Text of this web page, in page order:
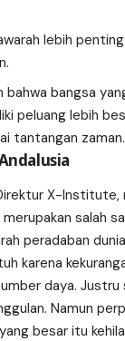
lebih
bahwa bangsa
peluang lebih
tantangan zaman.
X-Institute,
salah
peradaban
karena
daya.
Namun
besar itu